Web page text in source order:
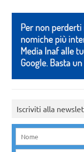
Iscriviti alla